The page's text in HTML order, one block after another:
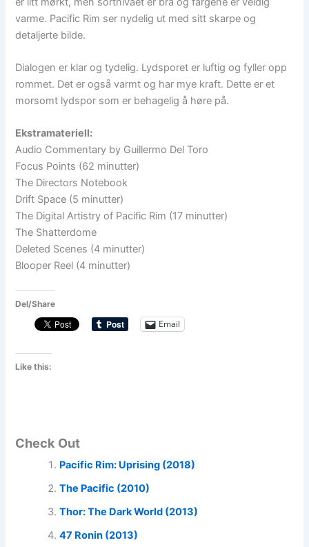
varme. Pacific Rim ser nydelig ut med sitt skarpe og
detaljerte bilde.
Dialogen er klar og tydelig. Lydsporet er luftig og fyller opp
rommet. Det er også varmt og har mye kraft. Dette er et
morsomt lydspor som er behagelig å høre på.
Ekstramateriell:
Audio Commentary by Guillermo Del Toro
Focus Points (62 minutter)
The Directors Notebook
Drift Space (5 minutter)
The Digital Artistry of Pacific Rim (17 minutter)
The Shatterdome
Deleted Scenes (4 minutter)
Blooper Reel (4 minutter)
Del/Share
Email
Like this:
Check Out
Pacific Rim: Uprising (2018)
The Pacific (2010)
Thor: The Dark World (2013)
47 Ronin (2013)